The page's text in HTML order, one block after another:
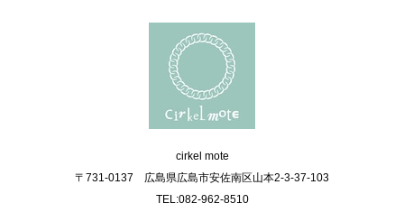
cirkel mote
〒731-0137 広島県広島市安佐南区山本2-3-37-103
TEL:082-962-8510